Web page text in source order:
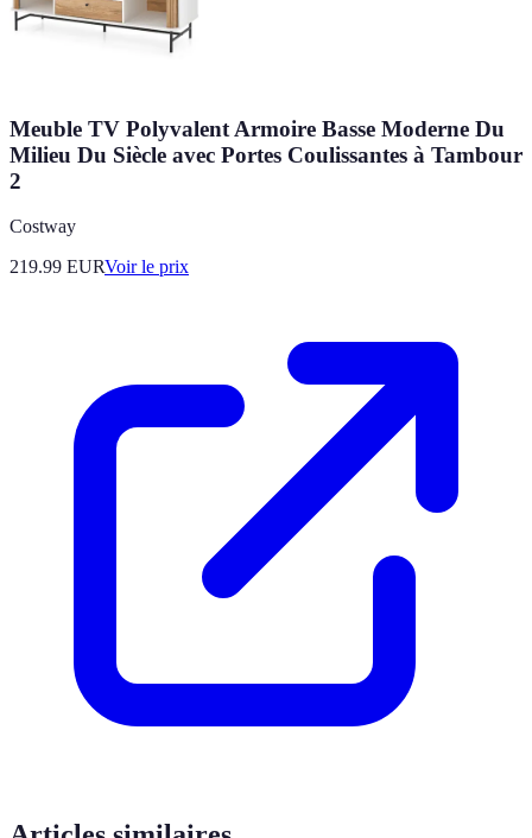
Meuble TV Polyvalent Armoire Basse Moderne Du
Milieu Du Siècle avec Portes Coulissantes à Tambour
2
Costway
219.99 EURVoir le prix